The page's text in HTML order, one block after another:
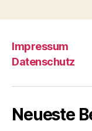
Impressum
Datenschutz
Neueste